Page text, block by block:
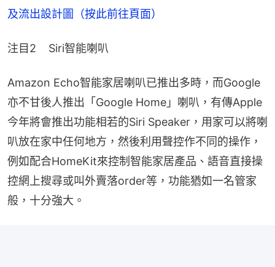
及流出設計圖（按此前往頁面）
注目2    Siri智能喇叭
Amazon Echo智能家居喇叭已推出多時，而Google
亦不甘後人推出「Google Home」喇叭，有傳Apple
今年將會推出功能相若的Siri Speaker，用家可以將喇
叭放在家中任何地方，然後利用聲控作不同的操作，
例如配合HomeKit來控制智能家居產品、語音直接操
控網上搜尋或叫外賣落order等，功能猶如一名管家
般，十分強大。